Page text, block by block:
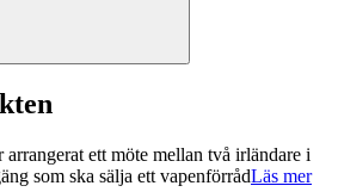
ett möte mellan två irländare i
som ska sälja ett vapenförrådLäs mer